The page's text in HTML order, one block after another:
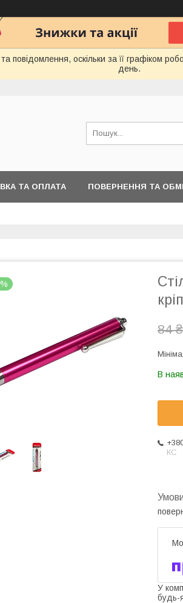
оскільки за її графіком
день.
ТА ОПЛАТА ПОВЕРНЕННЯ ТА
84 ₴
В
КС
У
будь-